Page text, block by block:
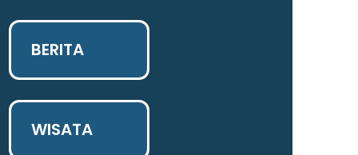
BERITA
WISATA